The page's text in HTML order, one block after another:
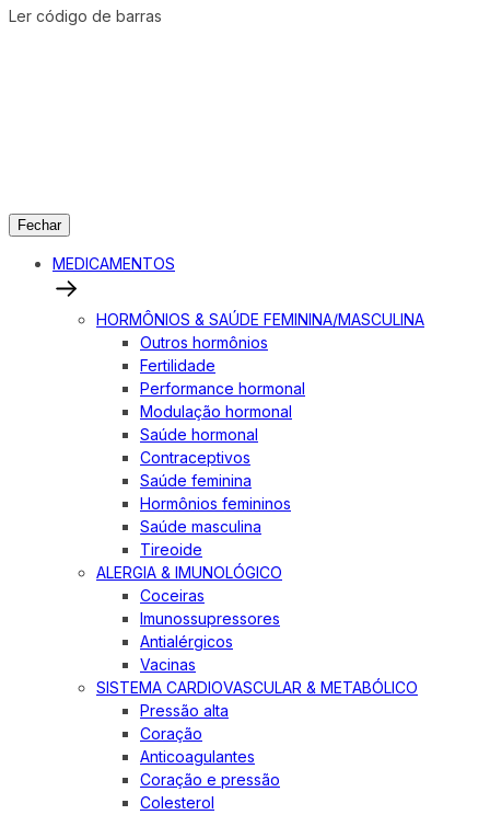
Ler código de barras
Fechar
MEDICAMENTOS
HORMÔNIOS & SAÚDE FEMININA/MASCULINA
Outros hormônios
Fertilidade
Performance hormonal
Modulação hormonal
Saúde hormonal
Contraceptivos
Saúde feminina
Hormônios femininos
Saúde masculina
Tireoide
ALERGIA & IMUNOLÓGICO
Coceiras
Imunossupressores
Antialérgicos
Vacinas
SISTEMA CARDIOVASCULAR & METABÓLICO
Pressão alta
Coração
Anticoagulantes
Coração e pressão
Colesterol